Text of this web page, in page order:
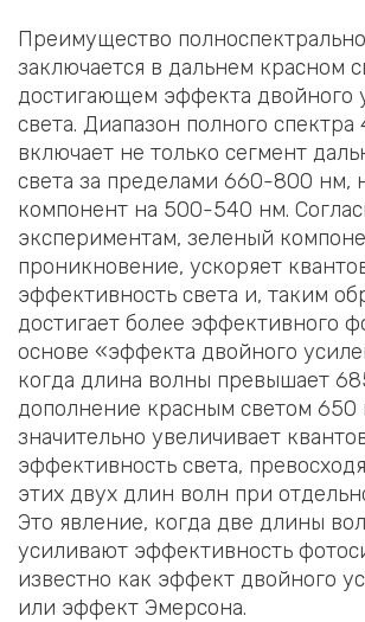
Преимущество
заключается в дальнем красном
достигающем эффекта двойного
света. Диапазон полного
включает не только сегмент
света за пределами 660-800 нм,
компонент на 500-540 нм.
экспериментам, зеленый
проникновение, ускоряет
эффективность света и, таким
достигает более эффективного
основе «эффекта двойного
когда длина волны превышает
дополнение красным светом 650
значительно увеличивает
эффективность света,
этих двух длин волн при
Это явление, когда две длины
усиливают эффективность
известно как эффект двойного
или эффект Эмерсона.